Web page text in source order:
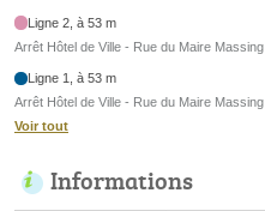
Ligne 2, à 53 m
Arrêt Hôtel de Ville - Rue du Maire Massing
Ligne 1, à 53 m
Arrêt Hôtel de Ville - Rue du Maire Massing
Voir tout
Informations